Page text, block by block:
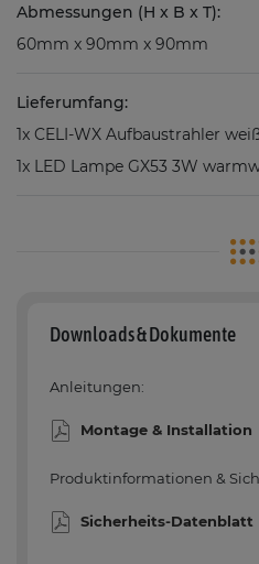
Abmessungen (H x B x T):
60mm x 90mm x 90mm
Lieferumfang:
1x CELI-WX Aufbaustrahler
1x LED Lampe GX53 3W
Downloads & Dokumente
Anleitungen:
Montage & Installation
Produktinformationen &
Sicherheits-Datenblatt